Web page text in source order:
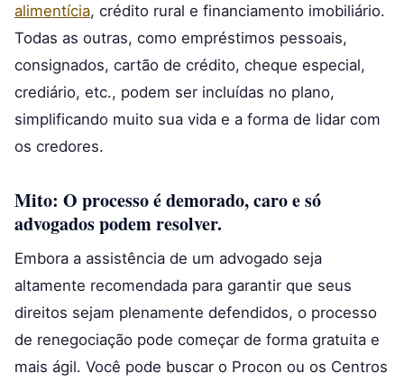
alimentícia, crédito rural e financiamento imobiliário.
Todas as outras, como empréstimos pessoais,
consignados, cartão de crédito, cheque especial,
crediário, etc., podem ser incluídas no plano,
simplificando muito sua vida e a forma de lidar com
os credores.
Mito: O processo é demorado, caro e só
advogados podem resolver.
Embora a assistência de um advogado seja
altamente recomendada para garantir que seus
direitos sejam plenamente defendidos, o processo
de renegociação pode começar de forma gratuita e
mais ágil. Você pode buscar o Procon ou os Centros